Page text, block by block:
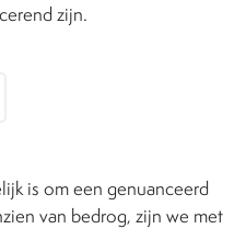
zijn.
is om een genuanceerd
van bedrog, zijn we met